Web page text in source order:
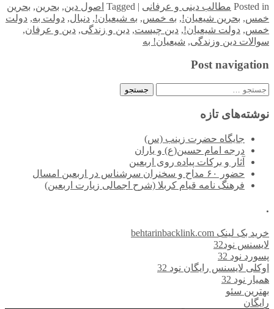
Posted in مطالب دینی و عرفانی |
Tagged اصول دین, بحرین, بحرین
خمس, بحرین شیعیان!, به خمس, به شیعیان!, دنبال, دولت به, دولت
خمس, دولت شیعیان!, دین چیست, دین و زندگی, دین و عرفان,
سوالات دین وزندگی, شیعیان! به
Post navigation
جستجو
نوشته‌های تازه
جایگاه حضرت زینب (س)
درجه امام حسین(ع) و یاران
آثار و برکات پیاده روی اربعین
حضور ۶۰ مداح و سخنران سرشناس در اربعین امسال
فرهنگ نامه قیام کربلا (شرح اجمالی زیارت اربعین)
.
خرید بک لینک behtarinbacklink.com
لایسنس نود32
پسورد نود 32
اوکلی لایسنس رایگان نود 32
همیار نود 32
بهترین سئو
رایگان